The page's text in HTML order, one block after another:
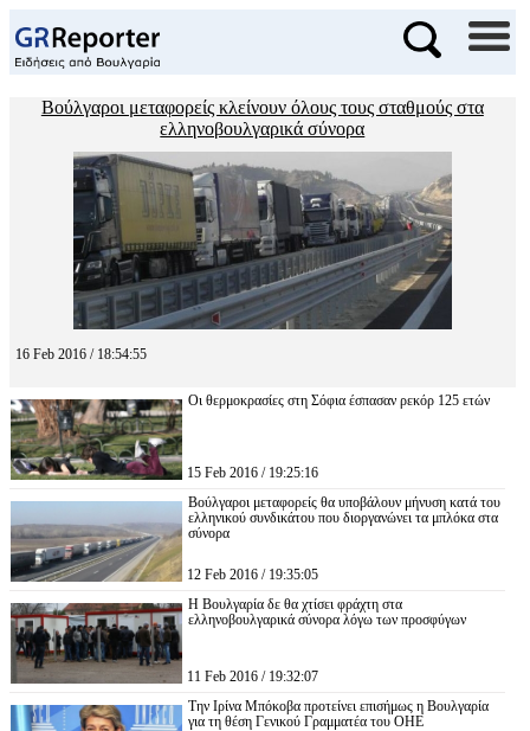
Βούλγαροι μεταφορείς κλείνουν όλους τους σταθμούς στα
ελληνοβουλγαρικά σύνορα
16 Feb 2016 / 18:54:55
Οι θερμοκρασίες στη Σόφια έσπασαν ρεκόρ 125 ετών
15 Feb 2016 / 19:25:16
Βούλγαροι μεταφορείς θα υποβάλουν μήνυση κατά του
ελληνικού συνδικάτου που διοργανώνει τα μπλόκα στα
σύνορα
12 Feb 2016 / 19:35:05
Η Βουλγαρία δε θα χτίσει φράχτη στα
ελληνοβουλγαρικά σύνορα λόγω των προσφύγων
11 Feb 2016 / 19:32:07
Την Ιρίνα Μπόκοβα προτείνει επισήμως η Βουλγαρία
για τη θέση Γενικού Γραμματέα του ΟΗΕ